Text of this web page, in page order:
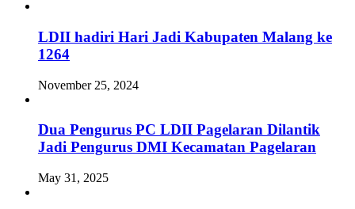
LDII hadiri Hari Jadi Kabupaten Malang ke
1264
November 25, 2024
Dua Pengurus PC LDII Pagelaran Dilantik
Jadi Pengurus DMI Kecamatan Pagelaran
May 31, 2025